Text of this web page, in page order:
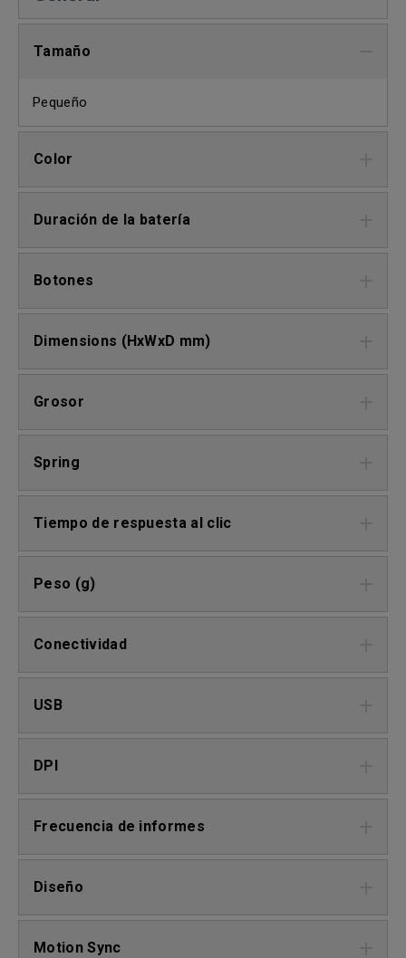
Tamaño
Pequeño
Color
Duración de la batería
Botones
Dimensions (HxWxD mm)
Grosor
Spring
Tiempo de respuesta al clic
Peso (g)
Conectividad
USB
DPI
Frecuencia de informes
Diseño
Motion Sync